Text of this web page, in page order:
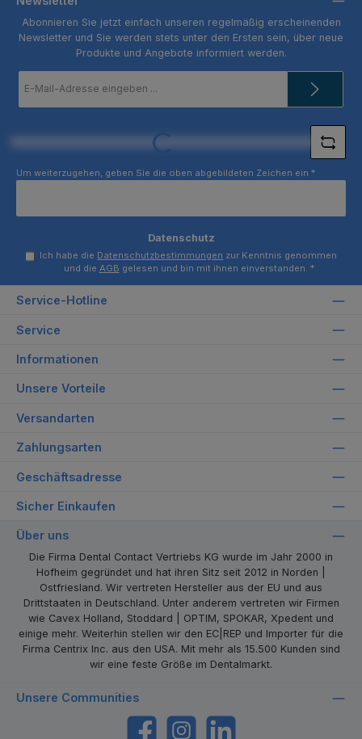
Abonnieren Sie jetzt einfach unseren regelmäßig erscheinenden
Newsletter und Sie werden stets unter den Ersten sein, über neue
Produkte und Angebote informiert werden.
Mail-
Loading...
Um weiterzugehen, geben Sie die oben abgebildeten Zeichen ein *
Datenschutz
Ich habe die Datenschutzbestimmungen zur Kenntnis genommen
und die AGB gelesen und bin mit ihnen einverstanden. *
Service-Hotline
Service
Informationen
Unsere Vorteile
Versandarten
Zahlungsarten
Geschäftsadresse
Sicher Einkaufen
Über uns
Die Firma Dental Contact Vertriebs KG wurde im Jahr 2000 in
Hofheim gegründet und hat ihren Sitz seit 2012 in Norden |
Ostfriesland. Wir vertreten Hersteller aus der EU und aus
Drittstaaten in Deutschland. Unter anderem vertreten wir Firmen
wie Cavex Holland, Stoddard | OPTIM, SPOKAR, Xpedent und
einige mehr. Weiterhin stellen wir den EC|REP und Importer für die
Firma Centrix Inc. aus den USA. Mit mehr als 15.500 Kunden sind
wir eine feste Größe im Dentalmarkt.
Unsere Communities